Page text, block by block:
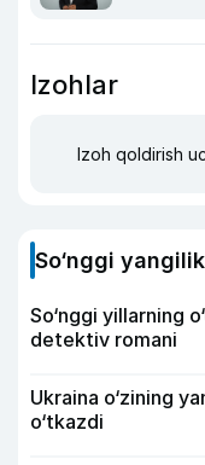
Izohlar
Izoh qoldirish
So‘nggi
So‘nggi yillarning
detektiv romani
Ukraina o‘zining
o‘tkazdi